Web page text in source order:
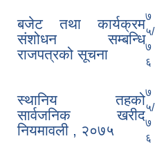
बजेट तथा कार्यक्रम
संशोधन सम्बन्धि
राजपत्रको सूचना
७
५/
७
६
स्थानिय तहको
सार्वजनिक खरीद
नियमावली , २०७५
७
५/
७
६